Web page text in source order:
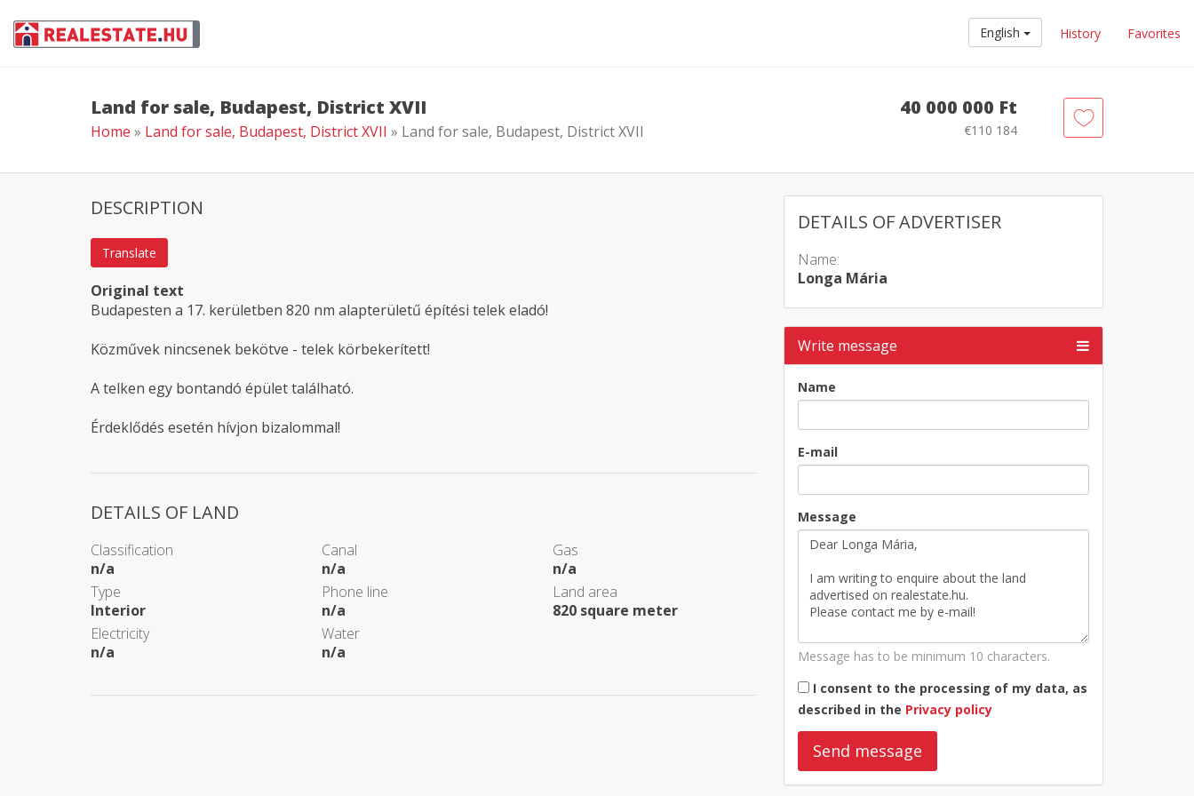
English History Favorites
Land for sale, Budapest, District XVII
Home » Land for sale, Budapest, District XVII » Land for sale, Budapest, District XVII
40 000 000 Ft
€110 184
DETAILS OF ADVERTISER
Name:
Longa Mária
Write message
Name
E-mail
Message
Message has to be minimum 10 characters.
I consent to the processing of my data, as
described in the Privacy policy
Send message
DESCRIPTION
Translate
Original text
Budapesten a 17. kerületben 820 nm alapterületű építési telek eladó!
Közművek nincsenek bekötve - telek körbekerített!
A telken egy bontandó épület található.
Érdeklődés esetén hívjon bizalommal!
DETAILS OF LAND
Classification
n/a
Canal
n/a
Gas
n/a
Type
Interior
Phone line
n/a
Land area
820 square meter
Electricity
n/a
Water
n/a